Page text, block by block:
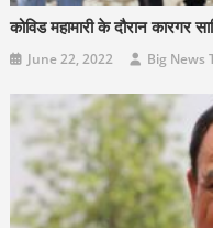
कोविड महामारी के दौरान कारगर
June 22, 2022 Big News